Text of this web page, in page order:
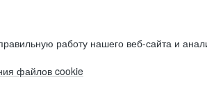
работу нашего веб-сайта и
файлов cookie